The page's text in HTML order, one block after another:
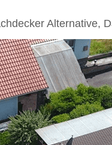
Alternative,